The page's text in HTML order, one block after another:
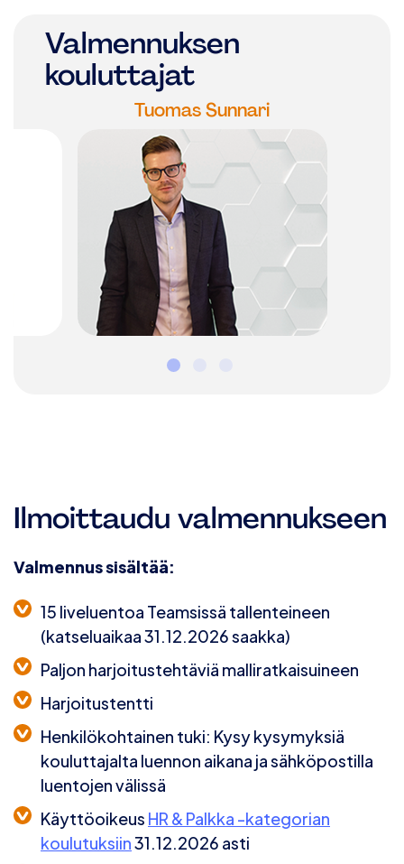
Valmennuksen
kouluttajat
Tuomas Sunnari
Ilmoittaudu valmennukseen
Valmennus sisältää:
15 liveluentoa Teamsissä tallenteineen
(katseluaikaa 31.12.2026 saakka)
Paljon harjoitustehtäviä malliratkaisuineen
Harjoitustentti
Henkilökohtainen tuki: Kysy kysymyksiä
kouluttajalta luennon aikana ja sähköpostilla
luentojen välissä
Käyttöoikeus HR & Palkka -kategorian
koulutuksiin31.12.2026 asti